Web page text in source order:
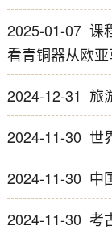
2025-01-07 课
看青铜器从欧
2024-12-31 旅
2024-11-30 世
2024-11-30 中
2024-11-30 考